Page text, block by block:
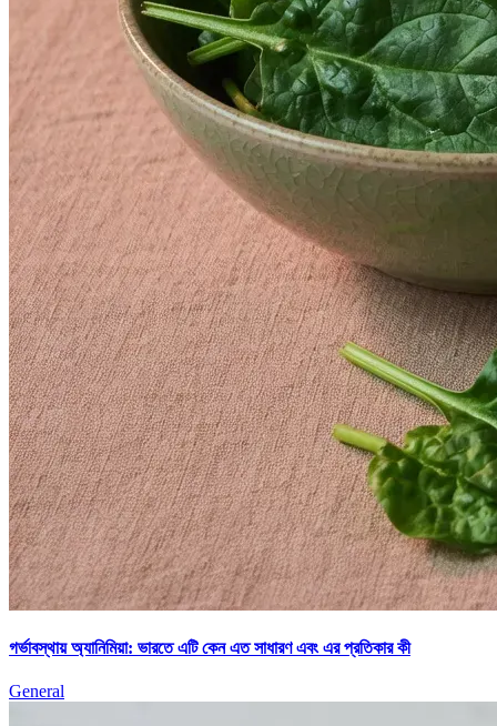
গর্ভাবস্থায় অ্যানিমিয়া: ভারতে এটি কেন এত সাধারণ এবং এর প্রতিকার কী
General